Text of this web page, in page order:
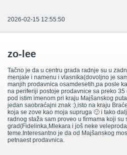
2026-02-15 12:55:50
zo-lee
Tačno je da u centru grada radnje su u
menjale i namenu i vlasnika(dovoljno je
manjih prodavnica osamdesetih,pa posle
na periferiji postoje prodavnice sa preko
pod istim imenom pri kraju Majšanskog
jedan saobraćajni znak :),isto na kraju
koja se zove kao moja supruga 🙂 i tako
radnog staža sam proveo u firmama koji su
grad(Fidelinka,Mlekara i još neke
teme.Interesantno je da od Majšanskog
petnaest prodavnica.